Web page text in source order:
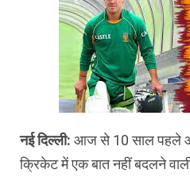
नई दिल्ली: आज से 10 साल पहले
क्रिकेट में एक बात नहीं बदलने